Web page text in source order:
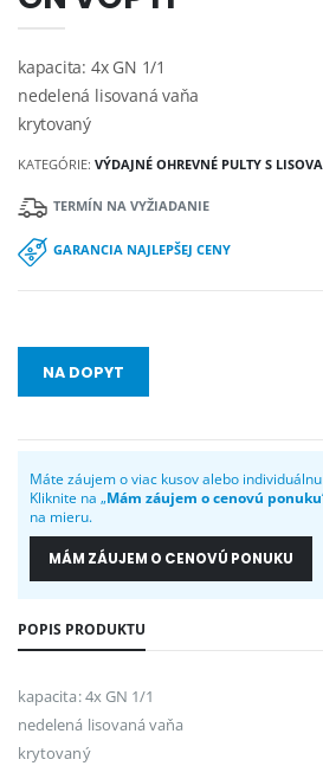
kapacita: 4x GN 1/1
nedelená lisovaná vaňa
krytovaný
KATEGÓRIE:VÝDAJNÉ OHREVNÉ PULTY S
TERMÍN NA VYŽIADANIE
GARANCIA NAJLEPŠEJ CENY
NA DOPYT
Máte záujem o viac kusov alebo
Kliknite na „Mám záujem o cenovú ponuku
na mieru.
MÁM ZÁUJEM O CENOVÚ PONUKU
POPIS PRODUKTU
kapacita: 4x GN 1/1
nedelená lisovaná vaňa
krytovaný